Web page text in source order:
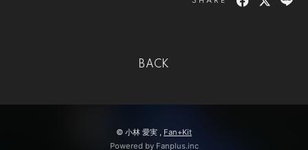
BACK
© 小林 愛実 , Fan+Kit
Powered by Fanplus.inc